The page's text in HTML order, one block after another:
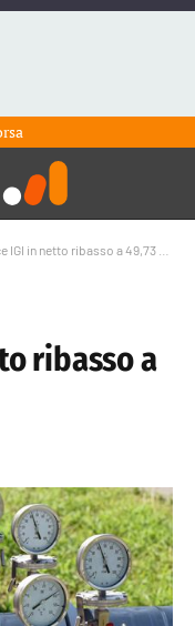
in netto ribasso a 49,73 euro/MWh
ribasso a